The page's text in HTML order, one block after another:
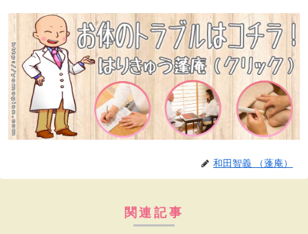
和田智義 （蓬庵）
関連記事